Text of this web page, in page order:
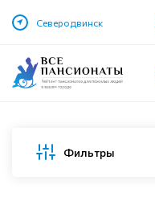
Северодвинск
Фильтры